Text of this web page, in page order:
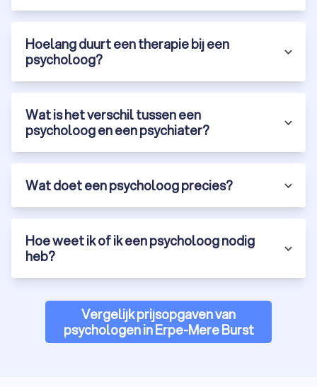
Hoelang duurt een therapie bij een
psycholoog?
Wat is het verschil tussen een
psycholoog en een psychiater?
Wat doet een psycholoog precies?
Hoe weet ik of ik een psycholoog nodig
heb?
Vergelijk prijsopgaven van
psychologen in Erpe-Mere Burst